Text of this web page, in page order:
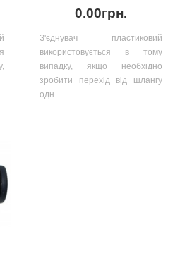
0.00грн.
З'єднувач пластиковий
використовується в тому
випадку, якщо необхідно
зробити перехід від шлангу
одн..